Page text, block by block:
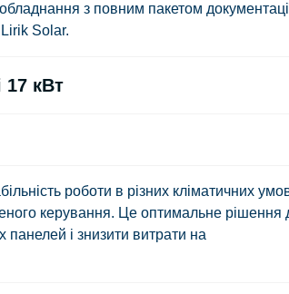
з повним пакетом
Solar.
кВт
роботи в різних кліматичних
керування. Це оптимальне рішення
панелей і знизити витрати на